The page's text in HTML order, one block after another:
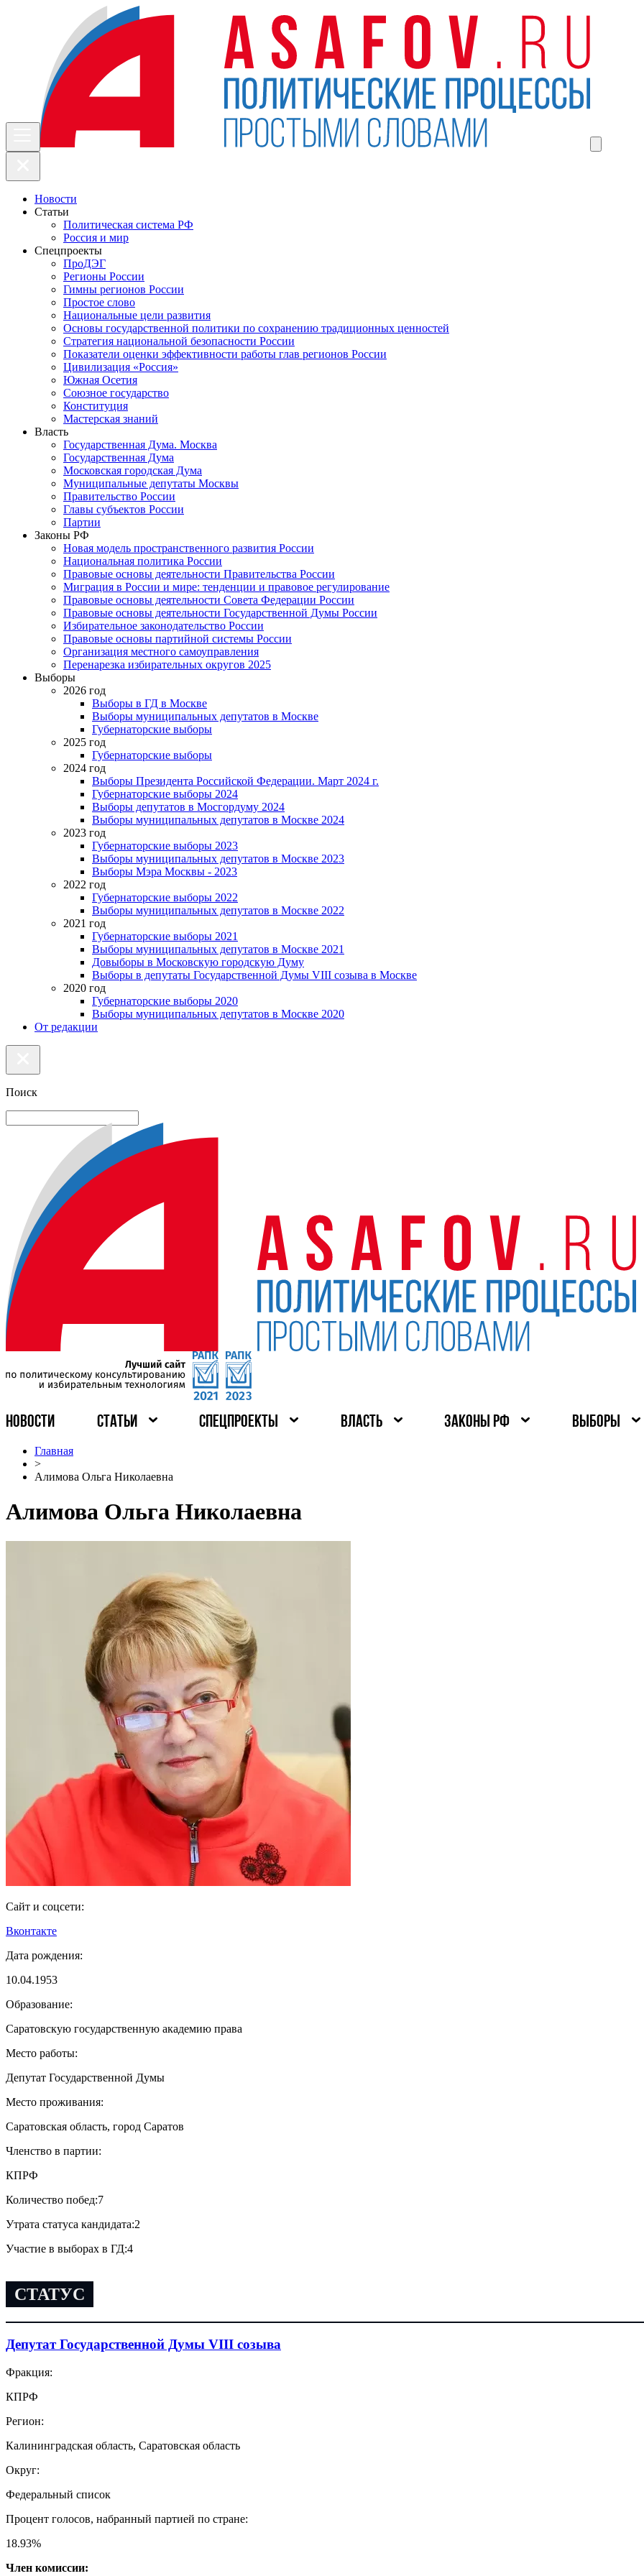
Новости
Статьи
Политическая система РФ
Россия и мир
Спецпроекты
ПроДЭГ
Регионы России
Гимны регионов России
Простое слово
Национальные цели развития
Основы государственной политики по сохранению традиционных ценностей
Стратегия национальной безопасности России
Показатели оценки эффективности работы глав регионов России
Цивилизация «Россия»
Южная Осетия
Союзное государство
Конституция
Мастерская знаний
Власть
Государственная Дума. Москва
Государственная Дума
Московская городская Дума
Муниципальные депутаты Москвы
Правительство России
Главы субъектов России
Партии
Законы РФ
Новая модель пространственного развития России
Национальная политика России
Правовые основы деятельности Правительства России
Миграция в России и мире: тенденции и правовое регулирование
Правовые основы деятельности Совета Федерации России
Правовые основы деятельности Государственной Думы России
Избирательное законодательство России
Правовые основы партийной системы России
Организация местного самоуправления
Перенарезка избирательных округов 2025
Выборы
2026 год
Выборы в ГД в Москве
Выборы муниципальных депутатов в Москве
Губернаторские выборы
2025 год
Губернаторские выборы
2024 год
Выборы Президента Российской Федерации. Март 2024 г.
Губернаторские выборы 2024
Выборы депутатов в Мосгордуму 2024
Выборы муниципальных депутатов в Москве 2024
2023 год
Губернаторские выборы 2023
Выборы муниципальных депутатов в Москве 2023
Выборы Мэра Москвы - 2023
2022 год
Губернаторские выборы 2022
Выборы муниципальных депутатов в Москве 2022
2021 год
Губернаторские выборы 2021
Выборы муниципальных депутатов в Москве 2021
Довыборы в Московскую городскую Думу
Выборы в депутаты Государственной Думы VIII созыва в Москве
2020 год
Губернаторские выборы 2020
Выборы муниципальных депутатов в Москве 2020
От редакции
Поиск
НОВОСТИ СТАТЬИ СПЕЦПРОЕКТЫ ВЛАСТЬ ЗАКОНЫ РФ ВЫБОРЫ
Главная
>
Алимова Ольга Николаевна
Алимова Ольга Николаевна
Сайт и соцсети:
Вконтакте
Дата рождения:
10.04.1953
Образование:
Саратовскую государственную академию права
Место работы:
Депутат Государственной Думы
Место проживания:
Саратовская область, город Саратов
Членство в партии:
КПРФ
Количество побед:7
Утрата статуса кандидата:2
Участие в выборах в ГД:4
СТАТУС
Депутат Государственной Думы VIII созыва
Фракция:
КПРФ
Регион:
Калининградская область, Саратовская область
Округ:
Федеральный список
Процент голосов, набранный партией по стране:
18.93%
Член комиссии: